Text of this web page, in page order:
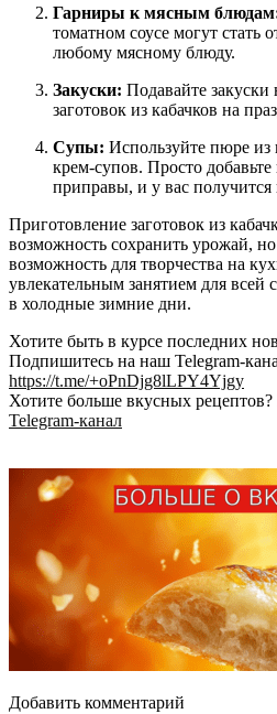
Гарниры к мясным
томатном соусе могут стать
любому мясному блюду.
Закуски: Подавайте
заготовок из кабачков на
Супы: Используйте пюре из
крем-супов. Просто
приправы, и у вас получится
Приготовление заготовок из
возможность сохранить урожай,
возможность для творчества на
увлекательным занятием для всей
в холодные зимние дни.
Хотите быть в курсе последних
Подпишитесь на наш Telegram-
https://t.me/+oPnDjg8lLPY4Yjgy
Хотите больше вкусных
Telegram-канал
Добавить комментарий